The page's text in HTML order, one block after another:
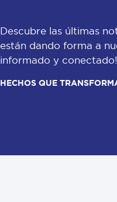
Descubre las últimas
están dando forma a
informado y conectado!
HECHOS QUE